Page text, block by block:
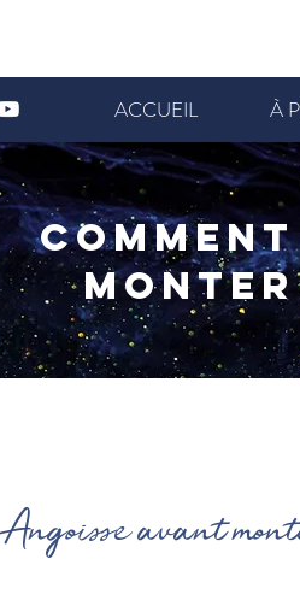
ACCUEIL À
monter
Angoisse avant